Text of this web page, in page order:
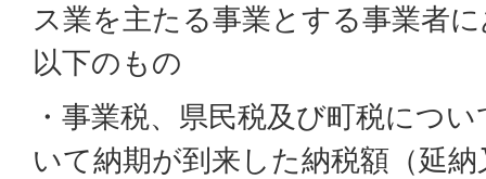
ス業を主たる事業とする事業者
以下のもの
・事業税、県民税及び町税につ
いて納期が到来した納税額（延